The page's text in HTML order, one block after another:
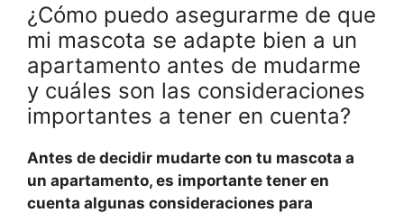
¿Cómo puedo asegurarme de que
mi mascota se adapte bien a un
apartamento antes de mudarme
y cuáles son las consideraciones
importantes a tener en cuenta?
Antes de decidir mudarte con tu mascota a
un apartamento, es importante tener en
cuenta algunas consideraciones para